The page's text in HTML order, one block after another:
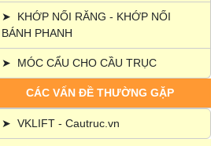
➤
KHỚP NỐI RĂNG - KHỚP NỐI
BÁNH PHANH
➤ MÓC CẨU CHO CẦU TRỤC
CÁC VẤN ĐỀ THƯỜNG GẶP
➤ VKLIFT - Cautruc.vn